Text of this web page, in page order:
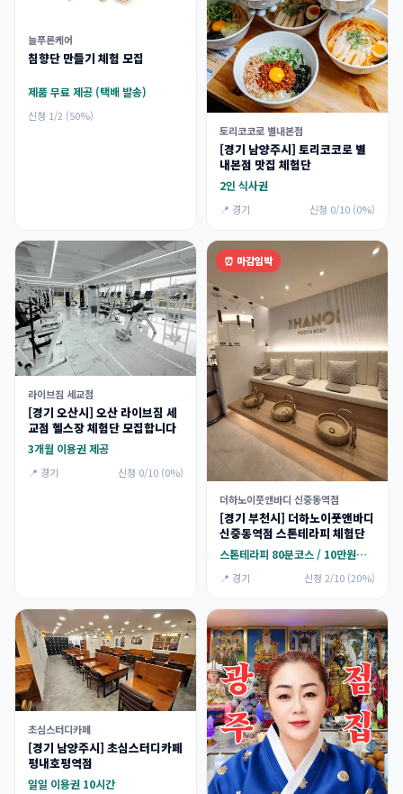
늘푸른케어
침향단 만들기 체험 모집
제품 무료 제공 (택배 발송)
신청 1/2 (50%)
토리코코로 별내본점
[경기 남양주시] 토리코코로 별
내본점 맛집 체험단
2인 식사권
📍 경기 신청 0/10 (0%)
라이브짐 세교점
[경기 오산시] 오산 라이브짐 세
교점 헬스장 체험단 모집합니다
3개월 이용권 제공
📍 경기 신청 0/10 (0%)
⏰ 마감임박
더하노이풋앤바디 신중동역점
[경기 부천시] 더하노이풋앤바디
신중동역점 스톤테라피 체험단
스톤테라피 80분코스 / 10만원지원
📍 경기 신청 2/10 (20%)
초심스터디카페
[경기 남양주시] 초심스터디카페
평내호평역점
일일 이용권 10시간